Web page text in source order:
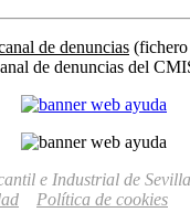
de denuncias
de denuncias del
e Industrial de
Política de cookies